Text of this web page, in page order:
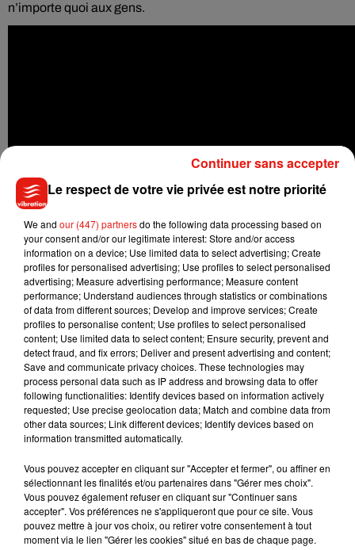
n’importe quoi aux gens.
Musique
Benny Blanco invite Selena Gomez et
Becky G sur son nouveau single
4 août 2026
Tiny Desk invite Charlie Puth pour une
live session solaire
Le respect de votre vie privée est notre priorité
We and our (447) partnersdo the following data processing based on
your consent and/or our legitimate interest: Store and/or access
information on a device; Use limited data to select advertising; Create
profiles for personalised advertising; Use profiles to select personalised
advertising; Measure advertising performance; Measure content
performance; Understand audiences through statistics or combinations
of data from different sources; Develop and improve services; Create
profiles to personalise content; Use profiles to select personalised
content; Use limited data to select content; Ensure security, prevent and
detect fraud, and fix errors; Deliver and present advertising and content;
Save and communicate privacy choices. These technologies may
process personal data such as IP address and browsing data to offer
following functionalities: Identify devices based on information actively
requested; Use precise geolocation data; Match and combine data from
other data sources; Link different devices; Identify devices based on
information transmitted automatically.
Vous pouvez accepter en cliquant sur "Accepter et fermer", ou affiner en
sélectionnant les finalités et/ou partenaires dans "Gérer mes choix".
Vous pouvez également refuser en cliquant sur "Continuer sans
accepter". Vos préférences ne s'appliqueront que pour ce site. Vous
pouvez mettre à jour vos choix, ou retirer votre consentement à tout
moment via le lien "Gérer les cookies" situé en bas de chaque page.
Continuer sans accepter